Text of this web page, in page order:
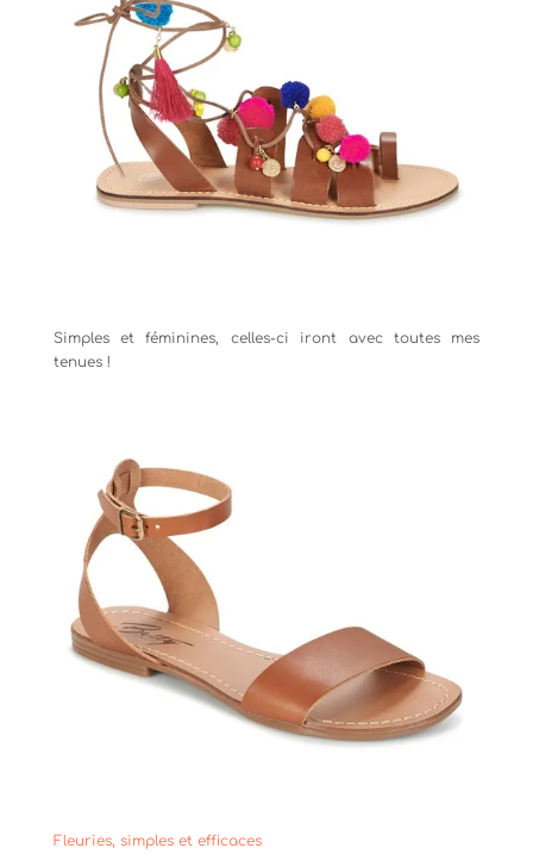
Simples et féminines, celles-ci iront avec toutes mes
tenues !
Fleuries, simples et efficaces